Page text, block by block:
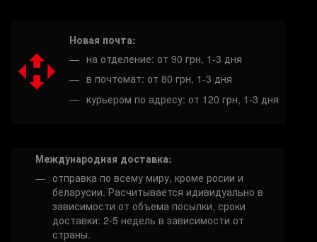
Новая почта:
на отделение: от 90 грн, 1-3 дня
в почтомат: от 80 грн, 1-3 дня
курьером по адресу: от 120 грн, 1-3 дня
Международная доставка:
отправка по всему миру, кроме росии и
беларусии. Расчитывается идивидуально в
зависимости от объема посылки, сроки
доставки: 2-5 недель в зависимости от
страны.